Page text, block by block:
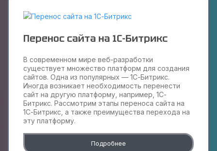
Перенос сайта на 1С-Битрикс
В современном мире веб-разработки
существует множество платформ для создания
сайтов. Одна из популярных — 1С-Битрикс.
Иногда возникает необходимость перенести
сайт на другую платформу, например, 1С-
Битрикс. Рассмотрим этапы переноса сайта на
1С-Битрикс, а также преимущества перехода на
эту платформу.
Подробнее